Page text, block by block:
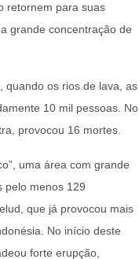
retornem para suas
grande concentração de
quando os rios de lava, as
10 mil pessoas. No
provocou 16 mortes.
uma área com grande
pelo menos 129
que já provocou mais
No início deste
forte erupção,